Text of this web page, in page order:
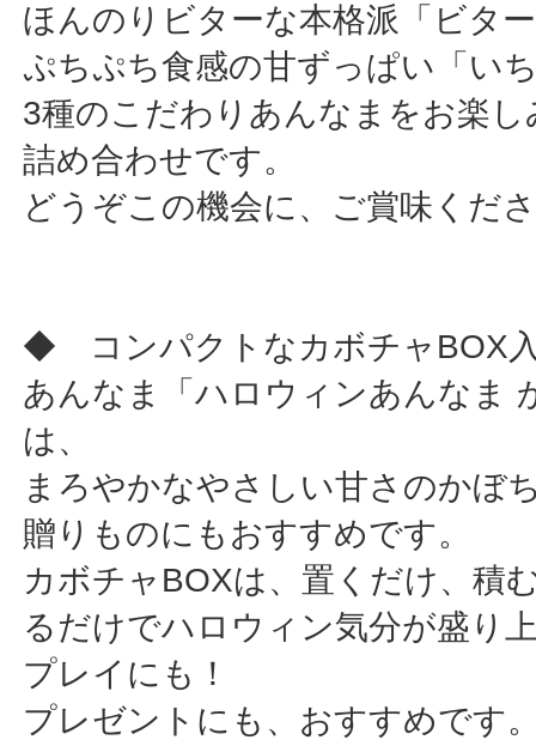
ほんのりビターな本格派「ビタ
ぷちぷち食感の甘ずっぱい「い
3種のこだわりあんなまをお楽
詰め合わせです。
どうぞこの機会に、ご賞味くだ
◆ コンパクトなカボチャBOX
あんなま「ハロウィンあんなま
は、
まろやかなやさしい甘さのかぼ
贈りものにもおすすめです。
カボチャBOXは、置くだけ、積
るだけでハロウィン気分が盛り
プレイにも！
プレゼントにも、おすすめです